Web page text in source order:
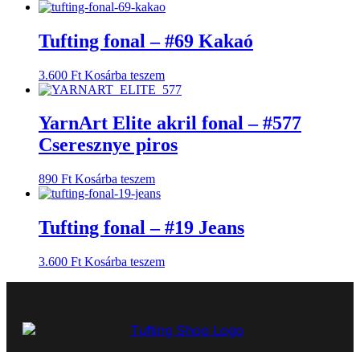
Tufting fonal – #69 Kakaó
3.600 Ft Kosárba teszem
YarnArt Elite akril fonal – #577
Cseresznye piros
890 Ft Kosárba teszem
Tufting fonal – #19 Jeans
3.600 Ft Kosárba teszem